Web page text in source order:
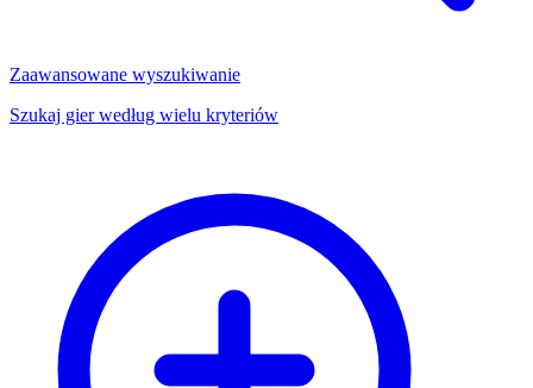
Zaawansowane wyszukiwanie
Szukaj gier według wielu kryteriów